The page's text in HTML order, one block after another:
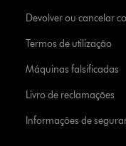
Devolver ou cancelar
Termos de utilização
Máquinas falsificadas
Livro de reclamações
Informações de